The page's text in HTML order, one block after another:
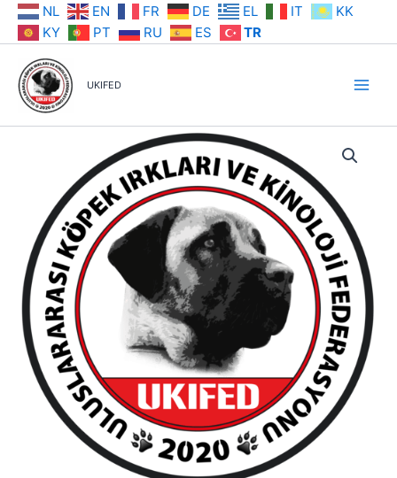
İçeriğe NL EN FR DE EL IT
KK
KY
PT RU ES TR
UKIFED